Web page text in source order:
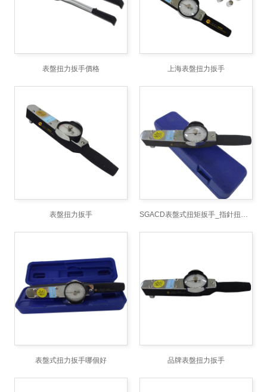
表盤扭力扳手價格 上海表盤扭力扳手
表盤扭力扳手
表盤式扭力扳手哪個好 品牌表盤扭力扳手